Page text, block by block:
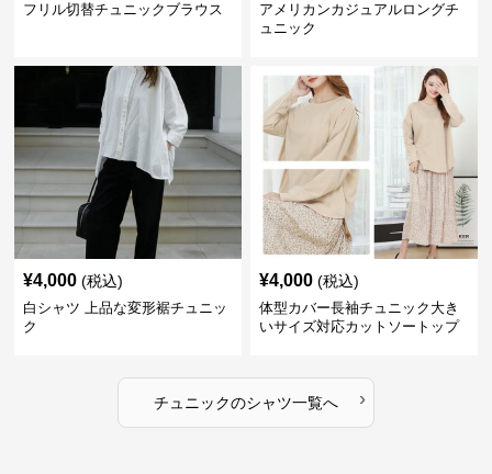
フリル切替チュニックブラウス
アメリカンカジュアルロングチ
ュニック
¥4,000 (税込)
白シャツ 上品な変形裾チュニッ
ク
¥4,000 (税込)
体型カバー長袖チュニック大き
いサイズ対応カットソートップ
チュニックのシャツ一覧へ ›